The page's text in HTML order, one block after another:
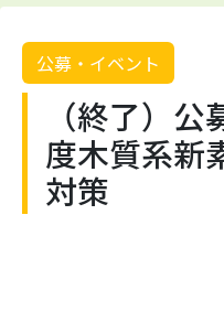
公募・イベント
（終了）
度木質系新
対策